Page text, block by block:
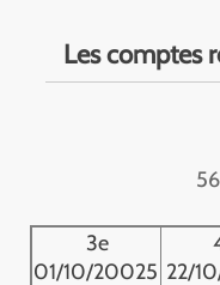
Les comptes
3e
01/10/20025 22/